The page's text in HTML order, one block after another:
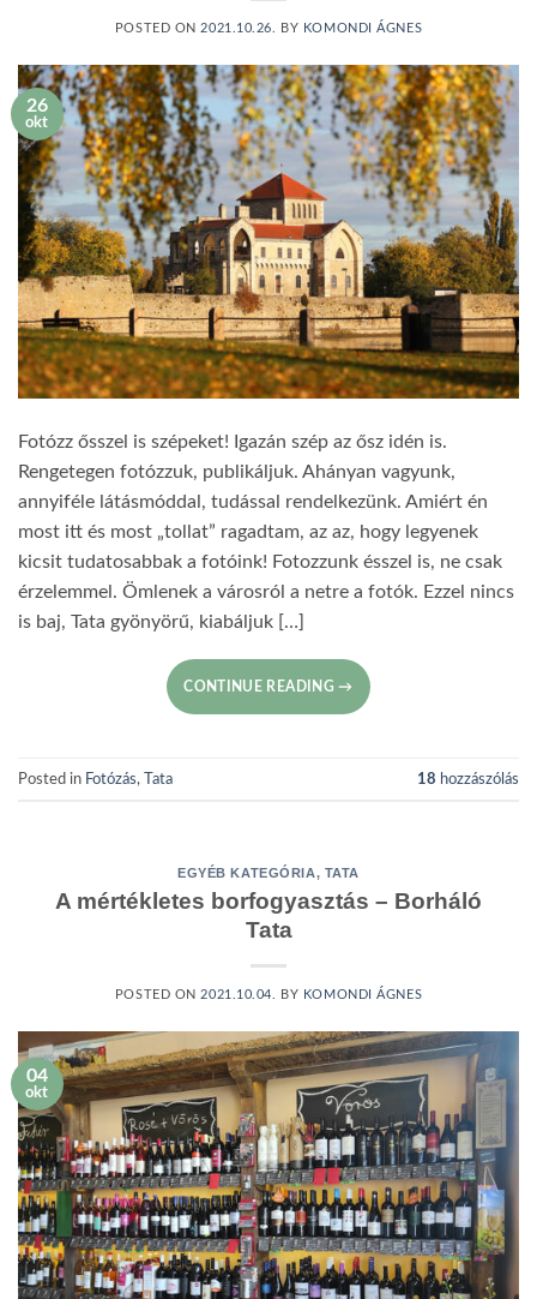
POSTED ON 2021.10.26. BY KOMONDI ÁGNES
26
okt
Fotózz ősszel is szépeket! Igazán szép az ősz idén is.
Rengetegen fotózzuk, publikáljuk. Ahányan vagyunk,
annyiféle látásmóddal, tudással rendelkezünk. Amiért én
most itt és most „tollat” ragadtam, az az, hogy legyenek
kicsit tudatosabbak a fotóink! Fotozzunk ésszel is, ne csak
érzelemmel. Ömlenek a városról a netre a fotók. Ezzel nincs
is baj, Tata gyönyörű, kiabáljuk […]
CONTINUE READING→
Posted in Fotózás, Tata 18 hozzászólás
EGYÉB KATEGÓRIA, TATA
A mértékletes borfogyasztás – Borháló
Tata
POSTED ON 2021.10.04. BY KOMONDI ÁGNES
04
okt